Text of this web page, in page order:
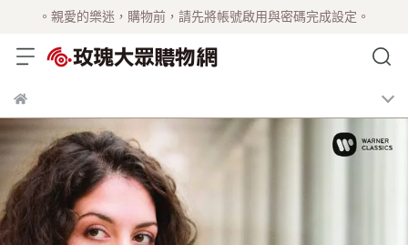
。親愛的樂迷，購物前，請先將帳號啟用與密碼完成設定。